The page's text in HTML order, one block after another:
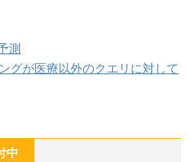
測
グが医療以外のクエリに対して
中